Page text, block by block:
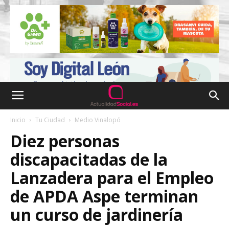
Inicio Tu Ciudad Medio Vinalopó
Diez personas
discapacitadas de la
Lanzadera para el Empleo
de APDA Aspe terminan
un curso de jardinería